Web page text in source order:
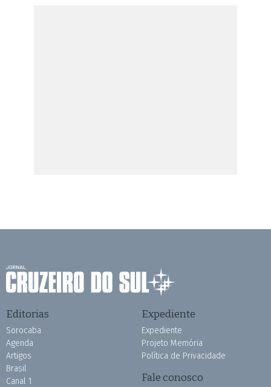
Editorias
Sorocaba
Agenda
Artigos
Brasil
Canal 1
Expediente
Expediente
Projeto Memória
Política de Privacidade
Fale conosco